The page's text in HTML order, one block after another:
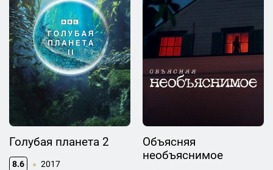
Голубая планета 2
8.6 2017
Объясняя
необъяснимое